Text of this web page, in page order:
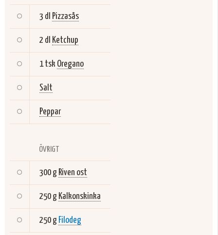
3 dl Pizzasås
2 dl Ketchup
1 tsk Oregano
Salt
Peppar
ÖVRIGT
300 g Riven ost
250 g Kalkonskinka
250 g Filodeg